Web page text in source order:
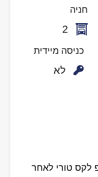
חניה
2
כניסה מיידית
לא
לקס טורי לאחר